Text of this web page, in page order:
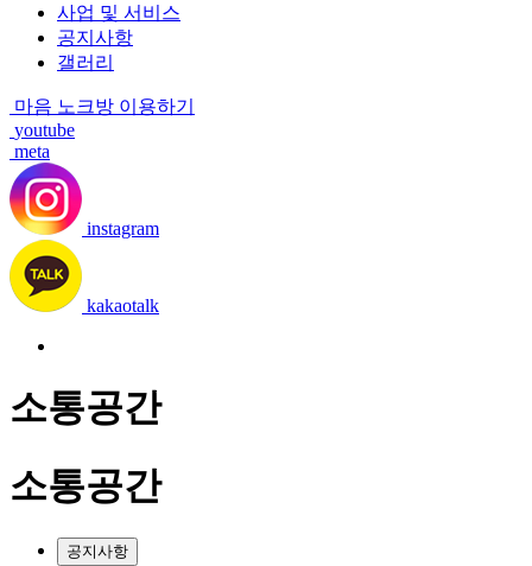
사업 및 서비스
공지사항
갤러리
마음 노크방 이용하기
youtube
meta
instagram
kakaotalk
소통공간
소통공간
공지사항